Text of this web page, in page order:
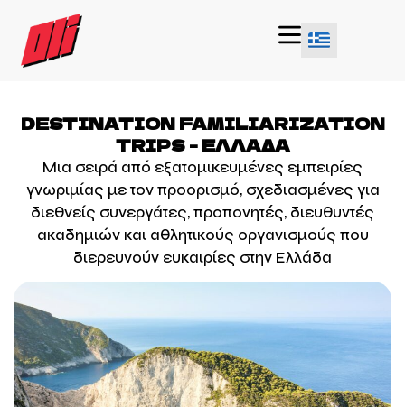
DESTINATION FAMILIARIZATION
TRIPS - ΕΛΛΆΔΑ
Μια σειρά από εξατομικευμένες εμπειρίες
γνωριμίας με τον προορισμό, σχεδιασμένες για
διεθνείς συνεργάτες, προπονητές, διευθυντές
ακαδημιών και αθλητικούς οργανισμούς που
διερευνούν ευκαιρίες στην Ελλάδα